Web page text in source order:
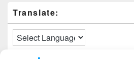
Translate: